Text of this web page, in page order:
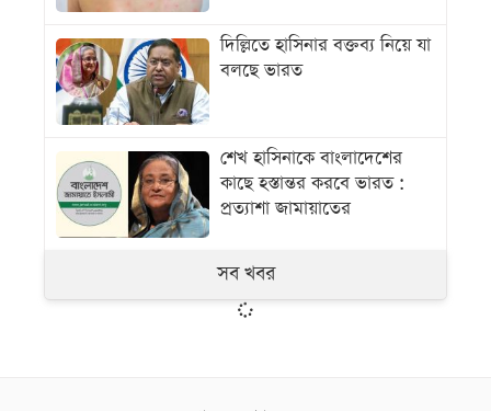
দিল্লিতে হাসিনার বক্তব্য নিয়ে যা
বলছে ভারত
শেখ হাসিনাকে বাংলাদেশের
কাছে হস্তান্তর করবে ভারত :
প্রত্যাশা জামায়াতের
সব খবর